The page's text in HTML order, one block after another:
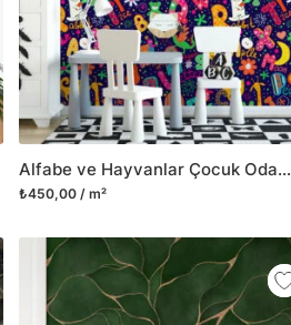
Alfabe ve Hayvanlar Çocuk Odası Duvar Kağıdı, Rengarenk Harfler Bebek Odası 3D Duvar Posteri
₺450,00 / m²